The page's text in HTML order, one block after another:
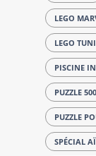
LEGO
LEGO
PISCINE
PUZZLE
PUZZLE
SPÉCIAL